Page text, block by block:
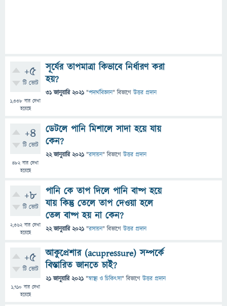
+5
টি ভোট
1,338 বার দেখা
হয়েছে
সূর্যের তাপমাত্রা কিভাবে নির্ধারণ করা
হয়?
31 জানুয়ারি 2021 "পদার্থবিজ্ঞান" বিভাগে উত্তর প্রদান
+4
টি ভোট
482বার দেখা
হয়েছে
ডেটলে পানি মিশালে সাদা হয়ে যায়
কেন?
22 জানুয়ারি 2021 "রসায়ন" বিভাগে উত্তর প্রদান
+8
টি ভোট
2,362বার দেখা
হয়েছে
পানি কে তাপ দিলে পানি বাষ্প হয়ে
যায় কিন্তু তেলে তাপ দেওয়া হলে
তেল বাষ্প হয় না কেন?
22 জানুয়ারি 2021 "রসায়ন" বিভাগে উত্তর প্রদান
+5
টি ভোট
1,710 বার দেখা
হয়েছে
আকুপ্রেশার (acupressure) সম্পর্কে
বিস্তারিত জানতে চাই?
21 জানুয়ারি 2021 "স্বাস্থ্য ও চিকিৎসা" বিভাগে উত্তর প্রদান